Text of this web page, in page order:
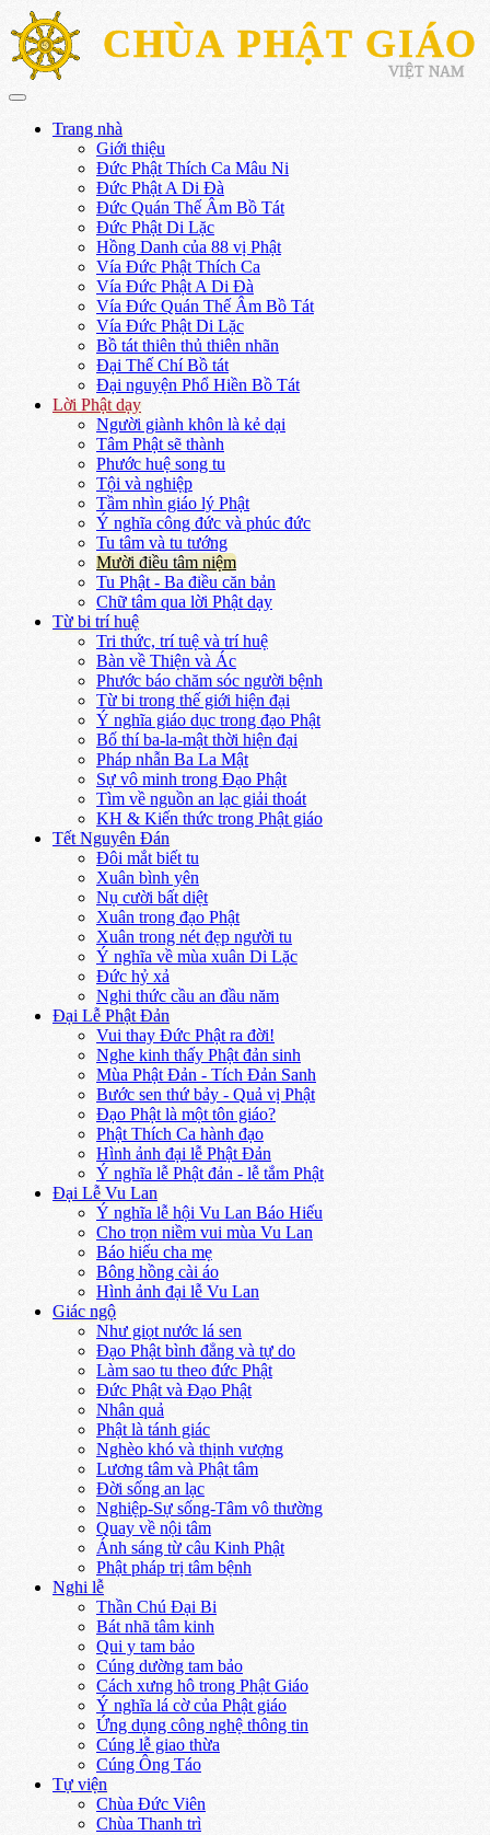
CHÙA PHẬT GIÁO
VIỆT NAM
Trang nhà
Giới thiệu
Đức Phật Thích Ca Mâu Ni
Đức Phật A Di Đà
Đức Quán Thế Âm Bồ Tát
Đức Phật Di Lặc
Hồng Danh của 88 vị Phật
Vía Đức Phật Thích Ca
Vía Đức Phật A Di Đà
Vía Đức Quán Thế Âm Bồ Tát
Vía Đức Phật Di Lặc
Bồ tát thiên thủ thiên nhãn
Đại Thế Chí Bồ tát
Đại nguyện Phổ Hiền Bồ Tát
Lời Phật dạy
Người giành khôn là kẻ dại
Tâm Phật sẽ thành
Phước huệ song tu
Tội và nghiệp
Tầm nhìn giáo lý Phật
Ý nghĩa công đức và phúc đức
Tu tâm và tu tướng
Mười điều tâm niệm
Tu Phật - Ba điều căn bản
Chữ tâm qua lời Phật dạy
Từ bi trí huệ
Tri thức, trí tuệ và trí huệ
Bàn về Thiện và Ác
Phước báo chăm sóc người bệnh
Từ bi trong thế giới hiện đại
Ý nghĩa giáo dục trong đạo Phật
Bố thí ba-la-mật thời hiện đại
Pháp nhẫn Ba La Mật
Sự vô minh trong Đạo Phật
Tìm về nguồn an lạc giải thoát
KH & Kiến thức trong Phật giáo
Tết Nguyên Đán
Đôi mắt biết tu
Xuân bình yên
Nụ cười bất diệt
Xuân trong đạo Phật
Xuân trong nét đẹp người tu
Ý nghĩa về mùa xuân Di Lặc
Đức hỷ xả
Nghi thức cầu an đầu năm
Đại Lễ Phật Đản
Vui thay Đức Phật ra đời!
Nghe kinh thấy Phật đản sinh
Mùa Phật Đản - Tích Đản Sanh
Bước sen thứ bảy - Quả vị Phật
Đạo Phật là một tôn giáo?
Phật Thích Ca hành đạo
Hình ảnh đại lễ Phật Đản
Ý nghĩa lễ Phật đản - lễ tắm Phật
Đại Lễ Vu Lan
Ý nghĩa lễ hội Vu Lan Báo Hiếu
Cho trọn niềm vui mùa Vu Lan
Báo hiếu cha mẹ
Bông hồng cài áo
Hình ảnh đại lễ Vu Lan
Giác ngộ
Như giọt nước lá sen
Đạo Phật bình đẳng và tự do
Làm sao tu theo đức Phật
Đức Phật và Đạo Phật
Nhân quả
Phật là tánh giác
Nghèo khó và thịnh vượng
Lương tâm và Phật tâm
Đời sống an lạc
Nghiệp-Sự sống-Tâm vô thường
Quay về nội tâm
Ánh sáng từ câu Kinh Phật
Phật pháp trị tâm bệnh
Nghi lễ
Thần Chú Đại Bi
Bát nhã tâm kinh
Qui y tam bảo
Cúng dường tam bảo
Cách xưng hô trong Phật Giáo
Ý nghĩa lá cờ của Phật giáo
Ứng dụng công nghệ thông tin
Cúng lễ giao thừa
Cúng Ông Táo
Tự viện
Chùa Đức Viên
Chùa Thanh trì